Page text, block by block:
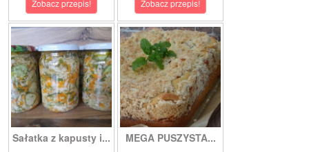
Zobacz przepis! Zobacz przepis!
Sałatka z kapusty i... MEGA PUSZYSTA...